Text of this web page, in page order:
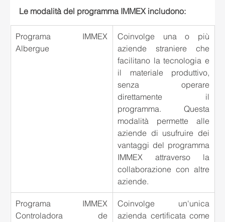
Le modalità del programma IMMEX includono:
Programa IMMEX
Albergue
Coinvolge una o più
aziende straniere che
facilitano la tecnologia e
il materiale produttivo,
senza operare
direttamente il
programma. Questa
modalità permette alle
aziende di usufruire dei
vantaggi del programma
IMMEX attraverso la
collaborazione con altre
aziende.
Programa IMMEX
Controladora de
Coinvolge un'unica
azienda certificata come